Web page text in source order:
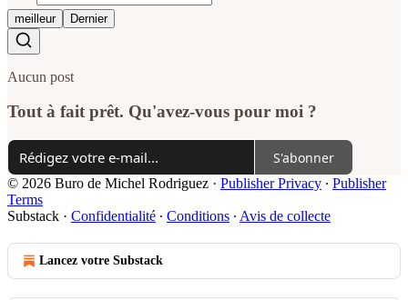
meilleur Dernier
Aucun post
Tout à fait prêt. Qu'avez-vous pour moi ?
S'abonner
© 2026 Buro de Michel Rodriguez · Publisher Privacy ∙ Publisher
Terms
Substack · Confidentialité ∙ Conditions ∙ Avis de collecte
Lancez votre Substack